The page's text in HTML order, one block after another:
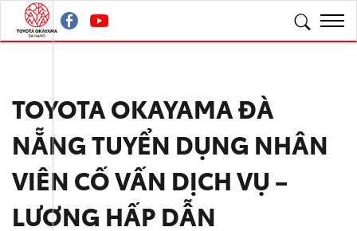
TOYOTA OKAYAMA ĐÀ
NẴNG TUYỂN DỤNG NHÂN
VIÊN CỐ VẤN DỊCH VỤ –
LƯƠNG HẤP DẪN